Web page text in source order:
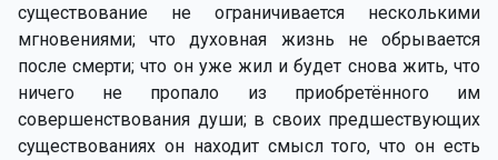
существование не ограничивается несколькими
мгновениями; что духовная жизнь не обрывается
после смерти; что он уже жил и будет снова жить, что
ничего не пропало из приобретённого им
совершенствования души; в своих предшествующих
существованиях он находит смысл того, что он есть